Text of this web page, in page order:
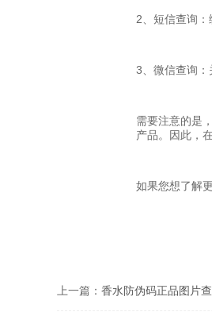
2、短信查询：
3、微信查询：
需要注意的是
产品。因此，
如果您想了解
上一篇： 香水防伪码正品图片